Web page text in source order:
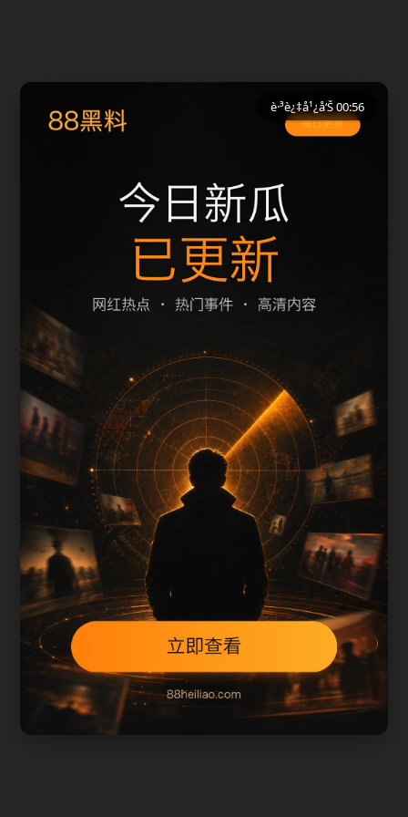
è·³è¿‡å¹¿å‘Š 00:56